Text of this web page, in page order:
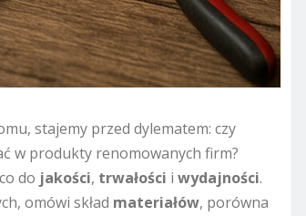
stajemy przed dylematem: czy
w produkty renomowanych firm?
do jakości, trwałości i wydajności.
omówi skład materiałów, porówna